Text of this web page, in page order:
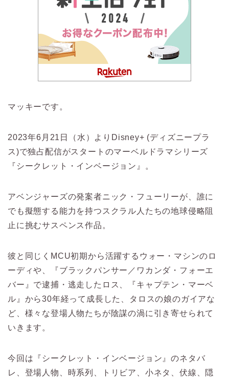
マッキーです。
2023年6月21日（水）よりDisney+ (ディズニープラ
ス)で独占配信がスタートのマーベルドラマシリーズ
『シークレット・インベージョン』。
アベンジャーズの発案者ニック・フューリーが、誰に
でも擬態する能力を持つスクラル人たちの地球侵略阻
止に挑むサスペンス作品。
彼と同じくMCU初期から活躍するウォー・マシンのロ
ーディや、『ブラックパンサー／ワカンダ・フォーエ
バー』で逮捕・逃走したロス、『キャプテン・マーベ
ル』から30年経って成長した、タロスの娘のガイアな
ど、様々な登場人物たちが陰謀の渦に引き寄せられて
いきます。
今回は『シークレット・インベージョン』のネタバ
レ、登場人物、時系列、トリビア、小ネタ、伏線、隠